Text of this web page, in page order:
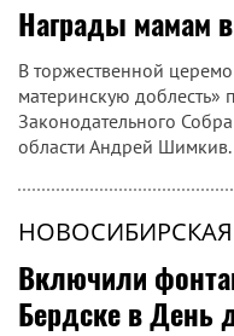
Награды мамам
В торжественной
материнскую доблесть»
Законодательного
области Андрей Шимкив.
Включили
Бердске в День